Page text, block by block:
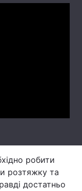
робити
розтяжку та
достатньо